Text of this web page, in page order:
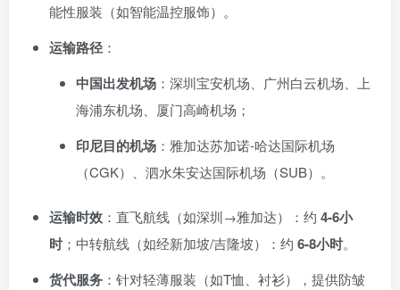
能性服装（如智能温控服饰）。
运输路径 ：
中国出发机场 ：深圳宝安机场、广州白云机场、上
海浦东机场、厦门高崎机场；
印尼目的机场 ：雅加达苏加诺-哈达国际机场
（CGK）、泗水朱安达国际机场（SUB）。
运输时效 ：直飞航线（如深圳→雅加达）：约 4-6小
时；中转航线（如经新加坡/吉隆坡）：约 6-8小时。
货代服务 ：针对轻薄服装（如T恤、衬衫），提供防皱